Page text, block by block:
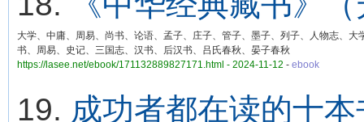
大学、中庸、周易、尚书、论语、孟子、庄子、管子、墨子、列子、人物志、
书、周易、史记、三国志、汉书、后汉书、吕氏春秋、晏子春秋
https://lasee.net/ebook/171132889827171.html - 2024-11-12 - ebook
19. 成功者都在读的十